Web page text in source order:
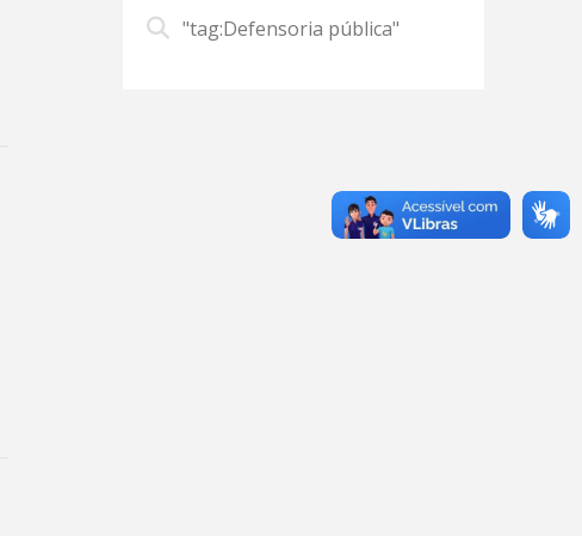
"tag:Defensoria pública"